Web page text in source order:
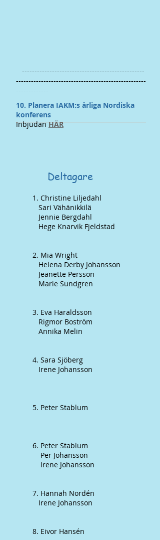
-------------------------------------------------
----------------------------------------------------
-------------
​​​​10. Planera IAKM:s årliga Nordiska
konferens
InbjudanHÄR
Deltagare
1. Christine Liljedahl
Sari Vähänikkilä
Jennie Bergdahl
Hege Knarvik Fjeldstad
2. Mia Wright
Helena Derby Johansson
Jeanette Persson
Marie Sundgren
3. Eva Haraldsson
Rigmor Boström
Annika Melin
4. Sara Sjöberg
Irene Johansson
5. Peter Stablum
6. Peter Stablum
Per Johansson
Irene Johansson
7. Hannah Nordén
Irene Johansson
8. Eivor Hansén